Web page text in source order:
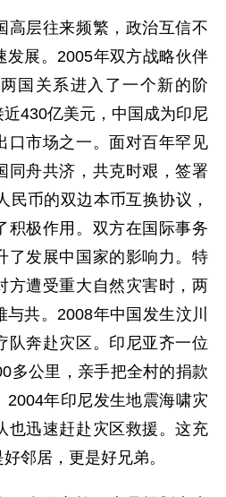
层往来频繁，政治互信不
发展。2005年双方战略伙伴
国关系进入了一个新的阶
430亿美元，中国成为印尼
口市场之一。面对百年罕见
同舟共济，共克时艰，签署
民币的双边本币互换协议，
积极作用。双方在国际事务
了发展中国家的影响力。特
方遭受重大自然灾害时，两
共。2008年中国发生汶川
队奔赴灾区。印尼亚齐一位
多公里，亲手把全村的捐款
2004年印尼发生地震海啸灾
也迅速赶赴灾区救援。这充
邻居，更是好兄弟。